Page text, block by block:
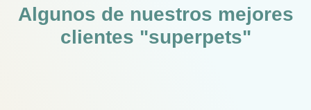
Algunos de nuestros mejores
clientes "superpets"